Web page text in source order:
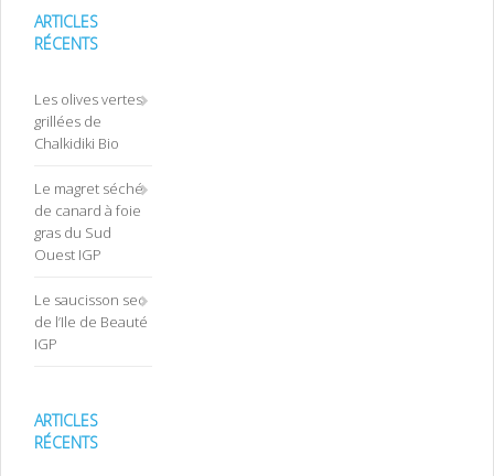
ARTICLES
RÉCENTS
Les olives vertes
grillées de
Chalkidiki Bio
Le magret séché
de canard à foie
gras du Sud
Ouest IGP
Le saucisson sec
de l’Ile de Beauté
IGP
ARTICLES
RÉCENTS